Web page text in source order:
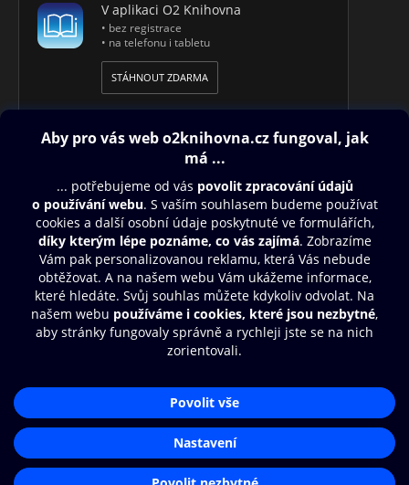
V aplikaci O2 Knihovna
• bez registrace
• na telefonu i tabletu
STÁHNOUT ZDARMA
Obsah ke stažení
Moje O2 Knihovna
Další zábava
© O2 Czech Republic a.s.
Zásady zpracování osobních údajů
Nastavení cookies
Aplikace O2 Knihovna
Čti a poslouchej své e-knihy a
audioknihy rychleji a pohodlněji.